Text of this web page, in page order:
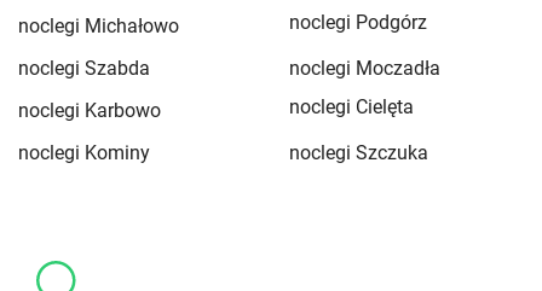
noclegi Michałowo
noclegi Podgórz
noclegi Szabda
noclegi Moczadła
noclegi Karbowo
noclegi Cielęta
noclegi Kominy
noclegi Szczuka